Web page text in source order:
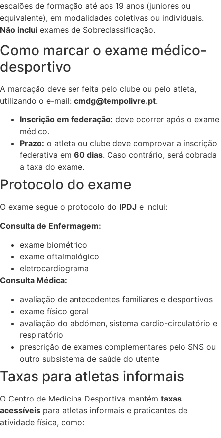
escalões de formação até aos 19 anos (juniores ou
equivalente), em modalidades coletivas ou individuais.
Não inclui exames de Sobreclassificação.
Como marcar o exame médico-
desportivo
A marcação deve ser feita pelo clube ou pelo atleta,
utilizando o e-mail: cmdg@tempolivre.pt.
Inscrição em federação: deve ocorrer após o exame
médico.
Prazo: o atleta ou clube deve comprovar a inscrição
federativa em 60 dias. Caso contrário, será cobrada
a taxa do exame.
Protocolo do exame
O exame segue o protocolo do IPDJ e inclui:
Consulta de Enfermagem:
exame biométrico
exame oftalmológico
eletrocardiograma
Consulta Médica:
avaliação de antecedentes familiares e desportivos
exame físico geral
avaliação do abdómen, sistema cardio-circulatório e
respiratório
prescrição de exames complementares pelo SNS ou
outro subsistema de saúde do utente
Taxas para atletas informais
O Centro de Medicina Desportiva mantém taxas
acessíveis para atletas informais e praticantes de
atividade física, como: